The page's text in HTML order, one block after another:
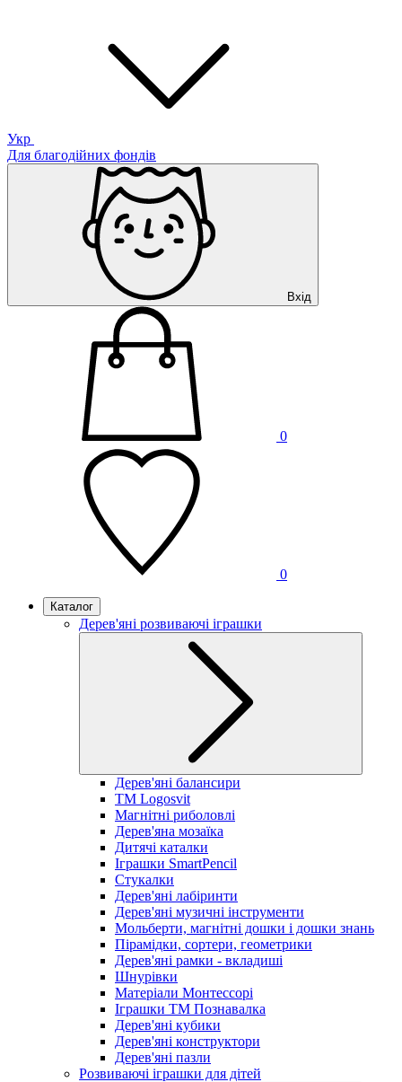
Укр
Для благодійних фондів
Вхід
0
0
Каталог
Дерев'яні розвиваючі іграшки
Дерев'яні балансири
TM Logosvit
Магнітні риболовлі
Дерев'яна мозаїка
Дитячі каталки
Іграшки SmartPencil
Стукалки
Дерев'яні лабіринти
Дерев'яні музичні інструменти
Мольберти, магнітні дошки і дошки знань
Пірамідки, сортери, геометрики
Дерев'яні рамки - вкладиші
Шнурівки
Матеріали Монтессорі
Іграшки ТМ Познавалка
Дерев'яні кубики
Дерев'яні конструктори
Дерев'яні пазли
Розвиваючі іграшки для дітей